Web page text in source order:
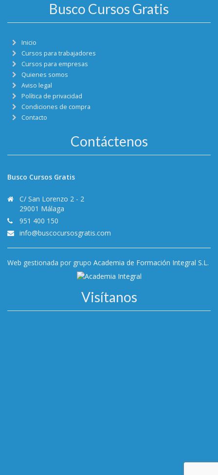
Busco Cursos Gratis
Inicio
Cursos para trabajadores
Cursos para empresas
Quienes somos
Aviso legal
Política de privacidad
Condiciones de compra
Contacto
Contáctenos
Busco Cursos Gratis
C/ San Lorenzo 2 - 2
29001 Málaga
951 400 150
info@buscocursosgratis.com
Web gestionada por grupo Academia de Formación Integral S.L.
Visítanos